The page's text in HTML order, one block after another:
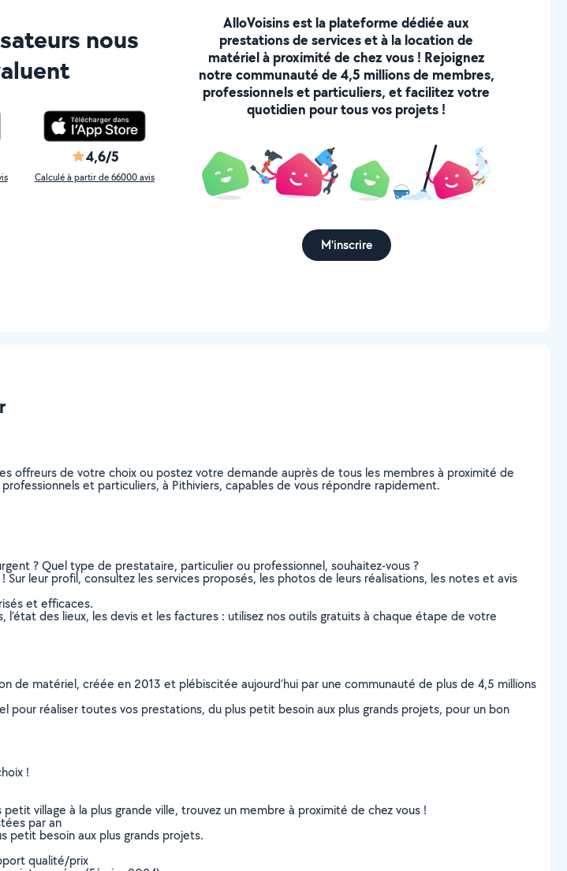
nous
4,6/5
Calculé à partir de 66000 avis
AlloVoisins est la plateforme dédiée aux
prestations de services et à la location de
matériel à proximité de chez vous ! Rejoignez
notre communauté de 4,5 millions de membres,
professionnels et particuliers, et facilitez votre
quotidien pour tous vos projets !
M'inscrire
offreurs de votre choix ou postez votre demande auprès de tous les membres à proximité de
et particuliers, à Pithiviers, capables de vous répondre rapidement.
? Quel type de prestataire, particulier ou professionnel, souhaitez-vous ?
leur profil, consultez les services proposés, les photos de leurs réalisations, les notes et avis
et efficaces.
des lieux, les devis et les factures : utilisez nos outils gratuits à chaque étape de votre
de matériel, créée en 2013 et plébiscitée aujourd’hui par une communauté de plus de 4,5 millions
réaliser toutes vos prestations, du plus petit besoin aux plus grands projets, pour un bon
!
village à la plus grande ville, trouvez un membre à proximité de chez vous !
par an
petit besoin aux plus grands projets.
qualité/prix